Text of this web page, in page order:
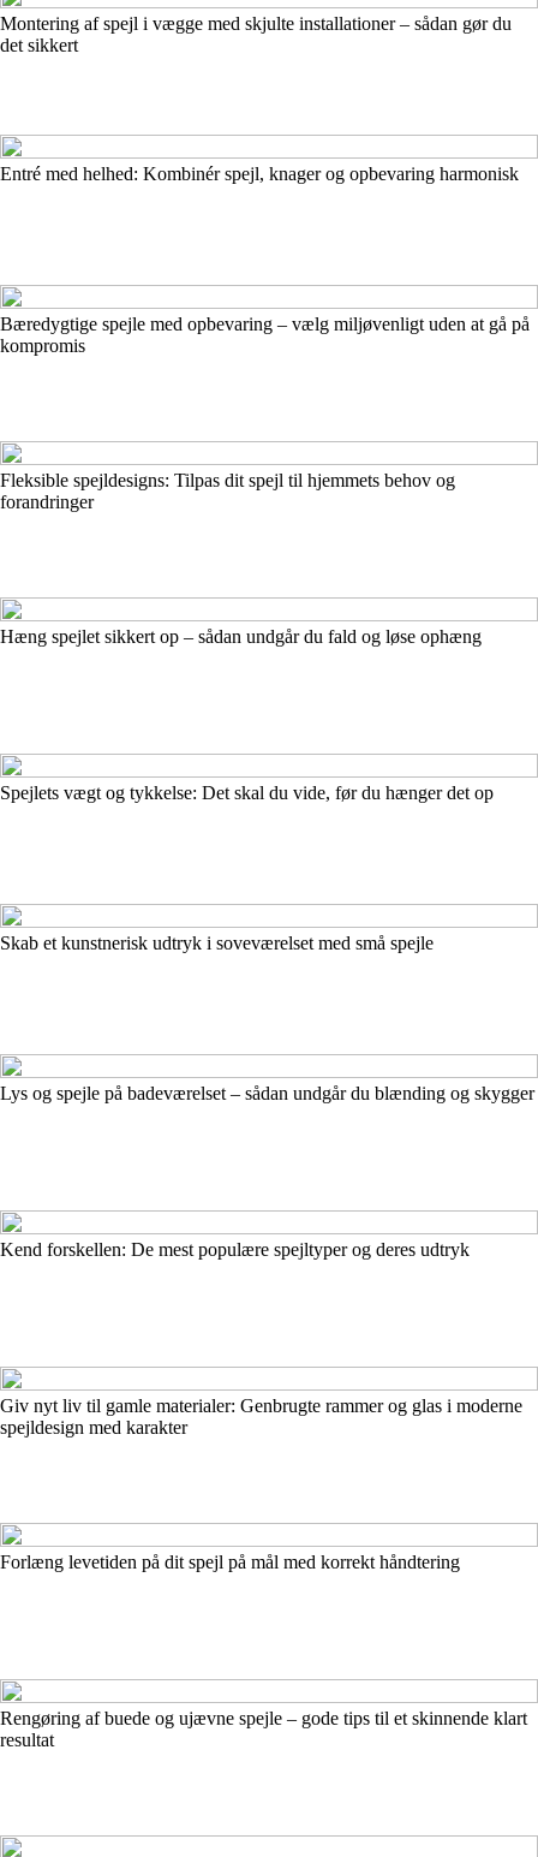
Montering af spejl i vægge med skjulte installationer – sådan gør du
det sikkert
Entré med helhed: Kombinér spejl, knager og opbevaring harmonisk
Bæredygtige spejle med opbevaring – vælg miljøvenligt uden at gå på
kompromis
Fleksible spejldesigns: Tilpas dit spejl til hjemmets behov og
forandringer
Hæng spejlet sikkert op – sådan undgår du fald og løse ophæng
Spejlets vægt og tykkelse: Det skal du vide, før du hænger det op
Skab et kunstnerisk udtryk i soveværelset med små spejle
Lys og spejle på badeværelset – sådan undgår du blænding og skygger
Kend forskellen: De mest populære spejltyper og deres udtryk
Giv nyt liv til gamle materialer: Genbrugte rammer og glas i moderne
spejldesign med karakter
Forlæng levetiden på dit spejl på mål med korrekt håndtering
Rengøring af buede og ujævne spejle – gode tips til et skinnende klart
resultat